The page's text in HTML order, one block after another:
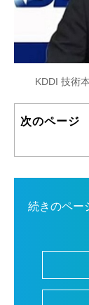
KDDI 技術
次のページ
続きのペー